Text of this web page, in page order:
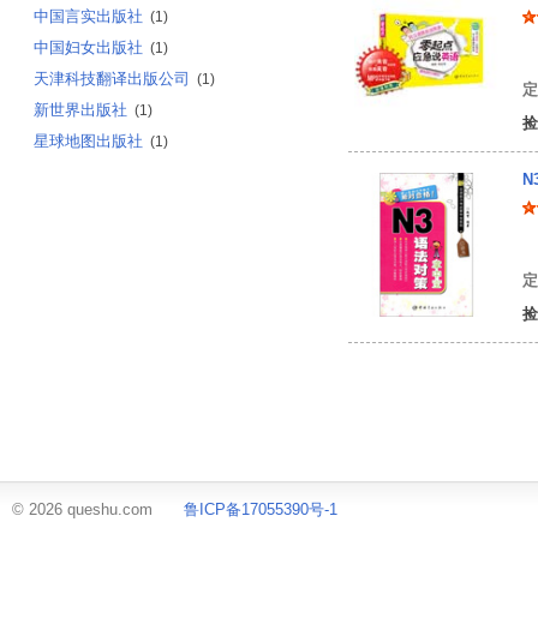
中国言实出版社 (1)
中国妇女出版社 (1)
天津科技翻译出版公司 (1)
新世界出版社 (1)
星球地图出版社 (1)
© 2026 queshu.com 鲁ICP备17055390号-1